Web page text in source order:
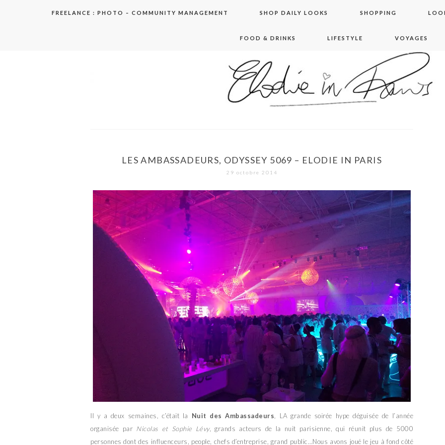
FREELANCE : PHOTO – COMMUNITY MANAGEMENT SHOP DAILY LOOKS SHOPPING
FOOD & DRINKS LIFESTYLE VOYAGES
elodie in paris
LES AMBASSADEURS, ODYSSEY 5069 – ELODIE IN PARIS
29 octobre 2014
Il y a deux semaines, c’était la Nuit des Ambassadeurs, LA grande soirée hype déguisée de l’année
organisée par Nicolas et Sophie Lévy, grands acteurs de la nuit parisienne, qui réunit plus de 5000
personnes dont des influenceurs, people, chefs d’entreprise, grand public…Nous avons joué le jeu à fond côté